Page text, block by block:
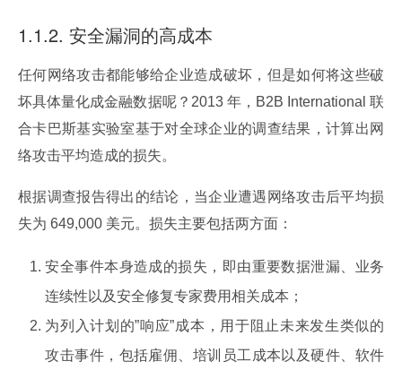
1.1.2. 安全漏洞的高成本
任何网络攻击都能够给企业造成破坏，但是如何将这些破
坏具体量化成金融数据呢？2013 年，B2B International 联
合卡巴斯基实验室基于对全球企业的调查结果，计算出网
络攻击平均造成的损失。
根据调查报告得出的结论，当企业遭遇网络攻击后平均损
失为 649,000 美元。损失主要包括两方面：
安全事件本身造成的损失，即由重要数据泄漏、业务
连续性以及安全修复专家费用相关成本；
为列入计划的”响应”成本，用于阻止未来发生类似的
攻击事件，包括雇佣、培训员工成本以及硬件、软件